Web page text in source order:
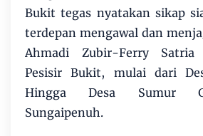
Bukit tegas nyatakan sikap
terdepan mengawal dan
Ahmadi Zubir-Ferry Satria
Pesisir Bukit, mulai dari
Hingga Desa Sumur
Sungaipenuh.